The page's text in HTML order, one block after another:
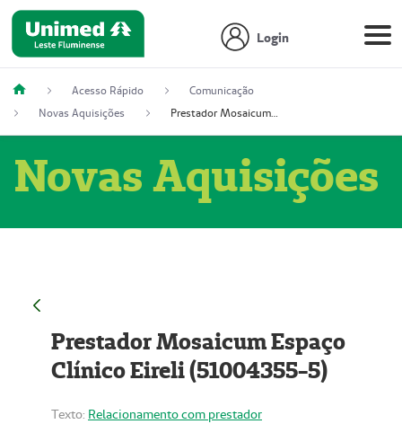
Login
Acesso Rápido
Comunicação
Novas Aquisições
Prestador Mosaicum Espaço Clínico Eireli (51004355-5)
Novas Aquisições
Prestador Mosaicum Espaço
Clínico Eireli (51004355-5)
Texto: Relacionamento com prestador